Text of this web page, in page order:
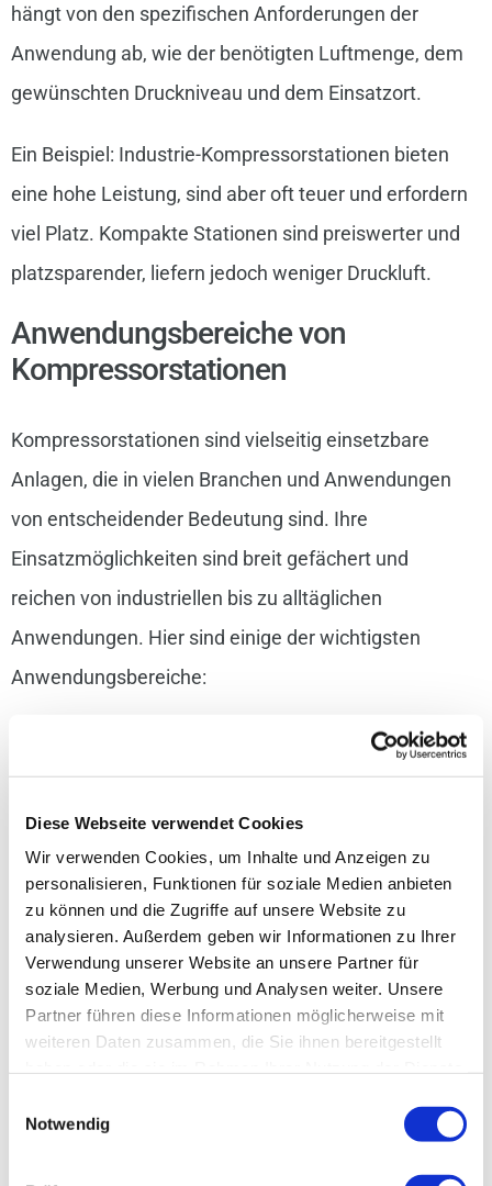
Diese Webseite verwendet Cookies
Wir verwenden Cookies, um Inhalte und Anzeigen zu
personalisieren, Funktionen für soziale Medien anbieten
zu können und die Zugriffe auf unsere Website zu
analysieren. Außerdem geben wir Informationen zu Ihrer
Verwendung unserer Website an unsere Partner für
soziale Medien, Werbung und Analysen weiter. Unsere
Partner führen diese Informationen möglicherweise mit
weiteren Daten zusammen, die Sie ihnen bereitgestellt
der Datenschutzerklärung widerrufen.
Notwendig
hängt von den spezifischen Anforderungen der
Anwendung ab, wie der benötigten Luftmenge, dem
gewünschten Druckniveau und dem Einsatzort.
Ein Beispiel: Industrie-Kompressorstationen bieten
eine hohe Leistung, sind aber oft teuer und erfordern
viel Platz. Kompakte Stationen sind preiswerter und
platzsparender, liefern jedoch weniger Druckluft.
Anwendungsbereiche von
Kompressorstationen
Kompressorstationen sind vielseitig einsetzbare
Anlagen, die in vielen Branchen und Anwendungen
von entscheidender Bedeutung sind. Ihre
Einsatzmöglichkeiten sind breit gefächert und
reichen von industriellen bis zu alltäglichen
Anwendungen. Hier sind einige der wichtigsten
Anwendungsbereiche:
Fertigungsindustriewerden
Kompressorstationen verwendet, um
Maschinen und Werkzeuge anzutreiben. Sie
liefern die notwendige Druckluft für
Produktionsprozesse wieStanzen,Schweißen
MontageundOberflächenbearbeitung
Bau und Konstruktion:Auf Baustellen werden
mobile Kompressorstationen genutzt, um
Bohrmaschinen